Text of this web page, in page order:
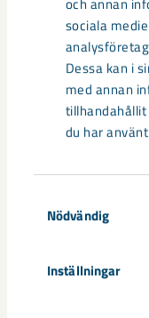
sociala
Dessa kan i
med annan
du har
Nödvändig
Inställningar
Så kan
Utvecklingen av
robotar med armar